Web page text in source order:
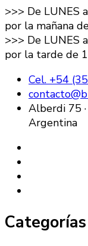
>>> De LUNES
por la mañana
>>> De LUNES
por la tarde de
Cel. +54
Alberdi 75
Argentina
Categorías